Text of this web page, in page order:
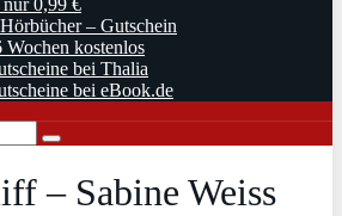
0,99 €
– Gutschein
kostenlos
bei Thalia
bei eBook.de
– Sabine Weiss